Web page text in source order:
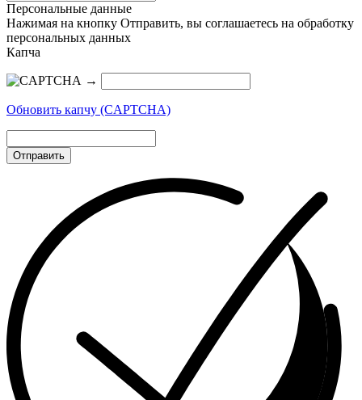
Персональные данные
Нажимая на кнопку Отправить, вы соглашаетесь на обработку
персональных данных
Капча
→
Обновить капчу (CAPTCHA)
Отправить